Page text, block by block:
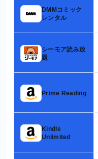
DMMコミック
レンタル
シーモア読み放
題
Prime Reading
Kindle
Unlimited